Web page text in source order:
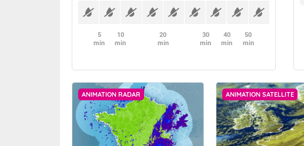
5
min
10
min
20
min
30
min
40
min
50
min
ANIMATION RADAR ANIMATION SATELLITE